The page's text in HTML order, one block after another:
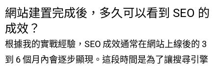
網站建置完成後，多久可以看到 SEO 的
成效？
根據我的實戰經驗，SEO 成效通常在網站上線後的 3
到 6 個月內會逐步顯現。這段時間是為了讓搜尋引擎